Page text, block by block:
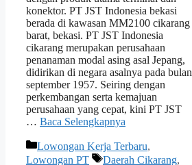
konektor. PT JST Indonesia bekasi
berada di kawasan MM2100 cikarang
barat, bekasi. PT JST Indonesia
cikarang merupakan perusahaan
penanaman modal asing asal Jepang,
didirikan di negara asalnya pada bulan
september 1957. Seiring dengan
perkembangan serta kemajuan
perusahaan yang cepat, kini PT JST
… Baca Selengkapnya
Kategori
Lowongan Kerja Terbaru,
Lowongan PT
Tag
Daerah Cikarang,